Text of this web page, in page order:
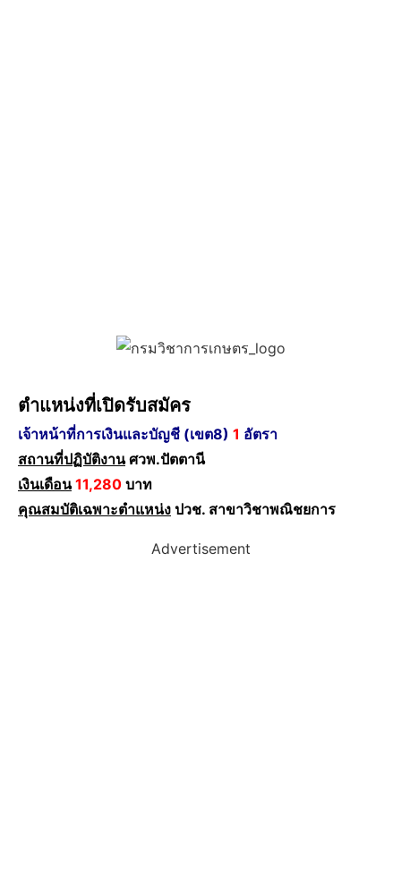
ตำแหน่งที่เปิดรับสมัคร
เจ้าหน้าที่การเงินและบัญชี (เขต8) 1 อัตรา
สถานที่ปฏิบัติงานศวพ.ปัตตานี
เงินเดือน 11,280 บาท
คุณสมบัติเฉพาะตำแหน่ง ปวช. สาขาวิชาพณิชยการ
Advertisement